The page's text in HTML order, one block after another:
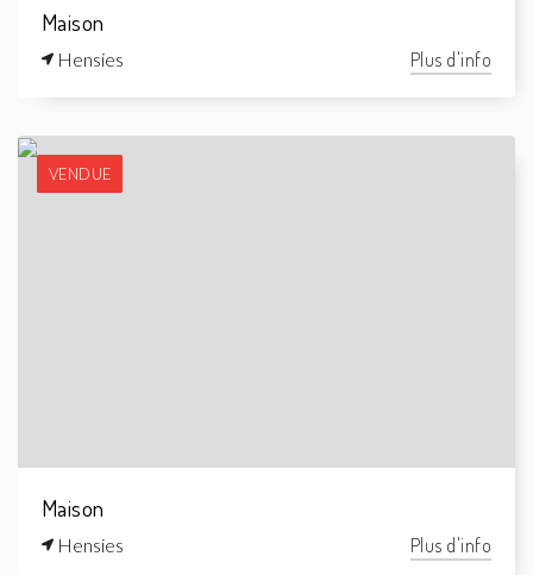
Maison
Hensies Plus d'info
VENDUE
Maison
Hensies Plus d'info